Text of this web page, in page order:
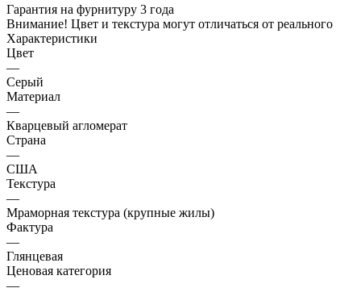
Гарантия на фурнитуру 3 года
Внимание! Цвет и текстура могут отличаться от реального
Характеристики
Цвет
—
Серый
Материал
—
Кварцевый агломерат
Страна
—
США
Текстура
—
Мраморная текстура (крупные жилы)
Фактура
—
Глянцевая
Ценовая категория
—